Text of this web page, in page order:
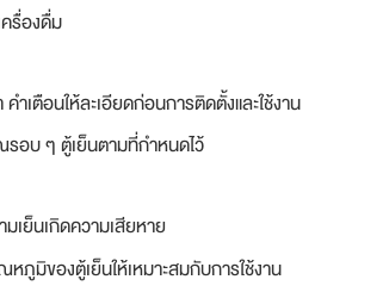
ครื่องดื่ม
ำเตือนให้ละเอียดก่อนการติดตั้งและใช้งาน
รอบ ๆ ตู้เย็นตามที่กำหนดไว้
เย็นเกิดความเสียหาย
มิของตู้เย็นให้เหมาะสมกับการใช้งาน